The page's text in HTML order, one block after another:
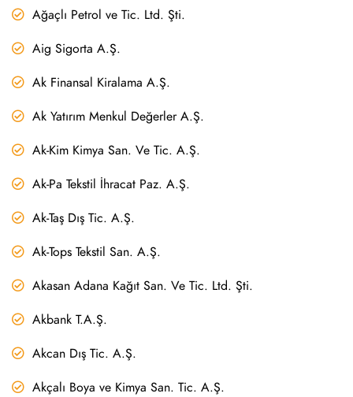
Ağaçlı Petrol ve Tic. Ltd. Şti.
Aig Sigorta A.Ş.
Ak Finansal Kiralama A.Ş.
Ak Yatırım Menkul Değerler A.Ş.
Ak-Kim Kimya San. Ve Tic. A.Ş.
Ak-Pa Tekstil İhracat Paz. A.Ş.
Ak-Taş Dış Tic. A.Ş.
Ak-Tops Tekstil San. A.Ş.
Akasan Adana Kağıt San. Ve Tic. Ltd. Şti.
Akbank T.A.Ş.
Akcan Dış Tic. A.Ş.
Akçalı Boya ve Kimya San. Tic. A.Ş.